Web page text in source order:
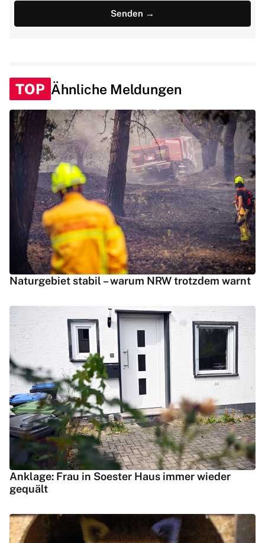
TOP Ähnliche Meldungen
Naturgebiet stabil – warum NRW trotzdem warnt
Anklage: Frau in Soester Haus immer wieder
gequält